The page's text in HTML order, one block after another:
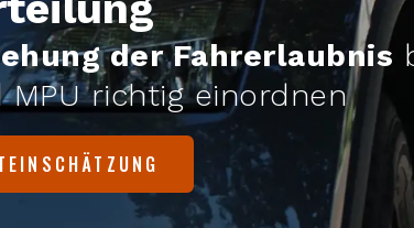
der Fahrerlaubnis
richtig einordnen